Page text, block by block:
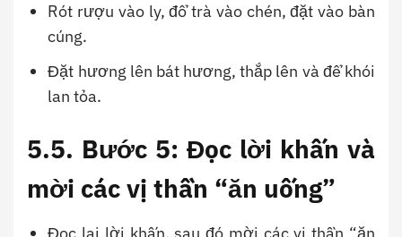
Rót rượu vào ly, đổ trà vào chén, đặt vào bàn
cúng.
Đặt hương lên bát hương, thắp lên và để khói
lan tỏa.
5.5. Bước 5: Đọc lời khấn và
mời các vị thần “ăn uống”